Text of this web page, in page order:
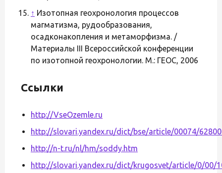
↑ Изотопная геохронология процессов
магматизма, рудообразования,
осадконакопления и метаморфизма. /
Материалы III Всероссийской конференции
по изотопной геохронологии. М.: ГЕОС, 2006
Ссылки
http://VseOzemle.ru
http://slovari.yandex.ru/dict/bse/article/00074/
http://n-t.ru/nl/hm/soddy.htm
http://slovari.yandex.ru/dict/krugosvet/article/0/00/